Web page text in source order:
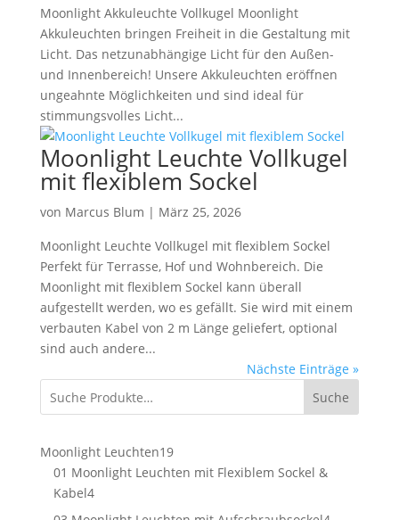
Moonlight Akkuleuchte Vollkugel Moonlight
Akkuleuchten bringen Freiheit in die Gestaltung mit
Licht. Das netzunabhängige Licht für den Außen-
und Innenbereich! Unsere Akkuleuchten eröffnen
ungeahnte Möglichkeiten und sind ideal für
stimmungsvolles Licht...
Moonlight Leuchte Vollkugel
mit flexiblem Sockel
von Marcus Blum | März 25, 2026
Moonlight Leuchte Vollkugel mit flexiblem Sockel
Perfekt für Terrasse, Hof und Wohnbereich. Die
Moonlight mit flexiblem Sockel kann überall
aufgestellt werden, wo es gefällt. Sie wird mit einem
verbauten Kabel von 2 m Länge geliefert, optional
sind auch andere...
Nächste Einträge »
Suche
Moonlight Leuchten1919
Produkte
01 Moonlight Leuchten mit Flexiblem Sockel &
Kabel44
Produkte